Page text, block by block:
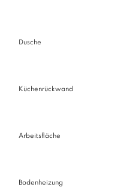
Dusche
Küchenrückwand
Arbeitsfläche
Bodenheizung